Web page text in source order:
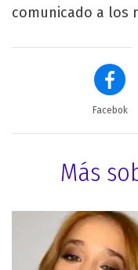
comunicado a los
Facebok
Más